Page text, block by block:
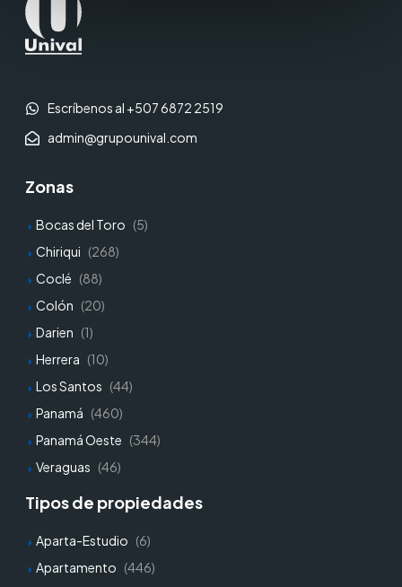
Escríbenos al +507 6872 2519
admin@grupounival.com
Zonas
Bocas del Toro (5)
Chiriqui (268)
Coclé (88)
Colón (20)
Darien (1)
Herrera (10)
Los Santos (44)
Panamá (460)
Panamá Oeste (344)
Veraguas (46)
Tipos de propiedades
Aparta-Estudio (6)
Apartamento (446)